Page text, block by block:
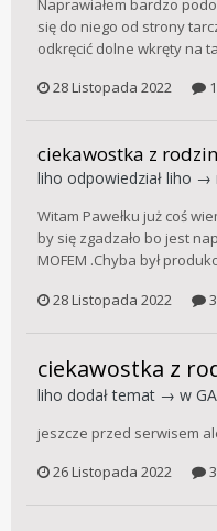
Naprawiałem bardzo
się do niego od strony
odkręcić dolne wkręty na
28 Listopada 2022
ciekawostka z
liho odpowiedział liho →
Witam Pawełku już coś
by się zgadzało bo jest
MOFEM .Chyba był
28 Listopada 2022
ciekawostka z
liho dodał temat → w
jeszcze przed serwisem
26 Listopada 2022